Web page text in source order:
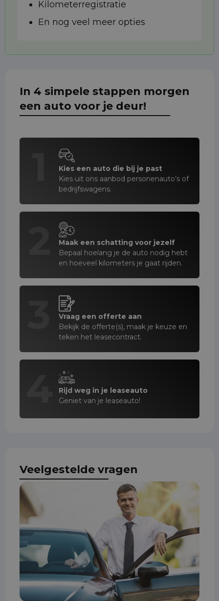
Kilometerregistratie
En nog veel meer opties
In 4 simpele stappen morgen
een auto voor je deur!
Kies een auto die bij je past
Kies uit ons aanbod personenauto’s of
bedrijfswagens.
Maak een schatting voor jezelf
Bepaal hoelang je de auto nodig hebt
en hoeveel kilometers je gaat rijden.
Vraag een offerte aan
Bekijk de offerte(s), maak je keuze en
teken het leasecontract.
Rijd weg in je leaseauto
Geniet van je leaseauto!
Veelgestelde vragen